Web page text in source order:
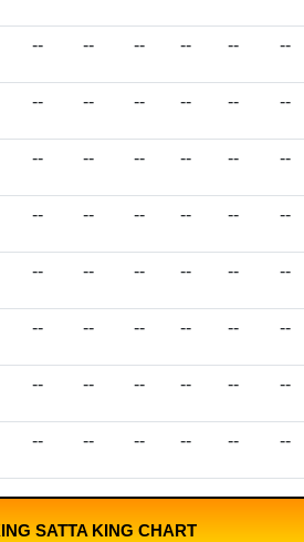
-- -- -- -- -- --
-- -- -- -- -- --
-- -- -- -- -- --
-- -- -- -- -- --
-- -- -- -- -- --
-- -- -- -- -- --
-- -- -- -- -- --
-- -- -- -- -- --
SATTA KING CHART